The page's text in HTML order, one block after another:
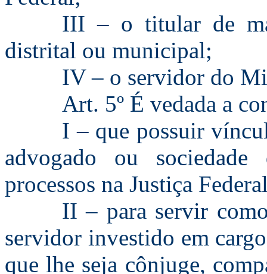
III – o titular de
distrital ou municipal;
IV – o servidor do
Art. 5º É vedada a
I – que possuir
advogado ou
processos na Justiça
II – para servir
servidor investido em
que lhe seja cônjuge,